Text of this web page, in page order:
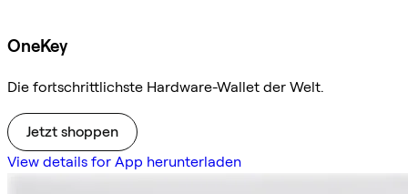
OneKey
Die fortschrittlichste Hardware-Wallet der Welt.
Jetzt shoppen
View details for App herunterladen